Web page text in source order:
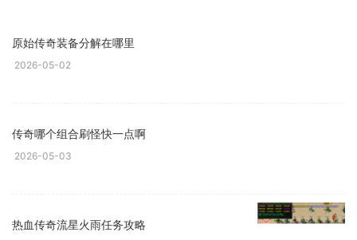
原始传奇装备分解在哪里
2026-05-02
传奇哪个组合刷怪快一点啊
2026-05-03
热血传奇流星火雨任务攻略